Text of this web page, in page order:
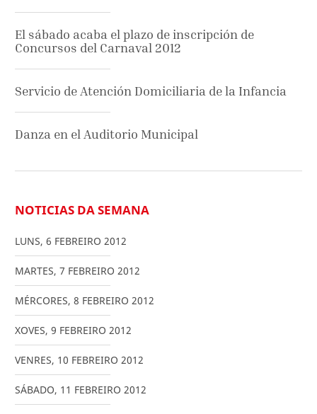
El sábado acaba el plazo de inscripción de
Concursos del Carnaval 2012
Servicio de Atención Domiciliaria de la Infancia
Danza en el Auditorio Municipal
NOTICIAS DA SEMANA
LUNS, 6 FEBREIRO 2012
MARTES, 7 FEBREIRO 2012
MÉRCORES, 8 FEBREIRO 2012
XOVES, 9 FEBREIRO 2012
VENRES, 10 FEBREIRO 2012
SÁBADO, 11 FEBREIRO 2012